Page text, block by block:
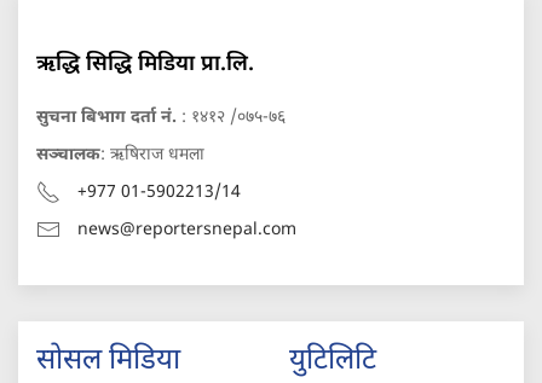
ऋद्धि सिद्धि मिडिया प्रा.लि.
सुचना बिभाग दर्ता नं. : १४१२ /०७५-७६
सञ्चालक: ऋषिराज धमला
+977 01-5902213/14
news@reportersnepal.com
सोसल मिडिया युटिलिटि